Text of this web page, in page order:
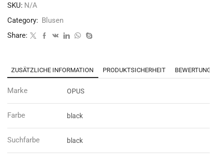
SKU: N/A
Category: Blusen
Share:
ZUSÄTZLICHE INFORMATION PRODUKTSICHERHEIT
Marke OPUS
Farbe black
Suchfarbe black